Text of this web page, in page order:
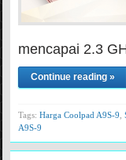
mencapai 2.3
Continue reading »
Tags: Harga Coolpad A9S-9
A9S-9